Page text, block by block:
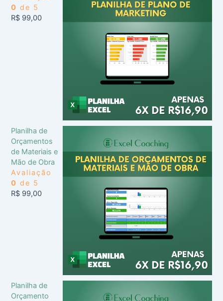
0 de 5
R$ 99,00
Planilha de
Orçamentos
de Materiais e
Mão de Obra
Avaliação
0 de 5
R$ 99,00
Planilha de
Orçamento